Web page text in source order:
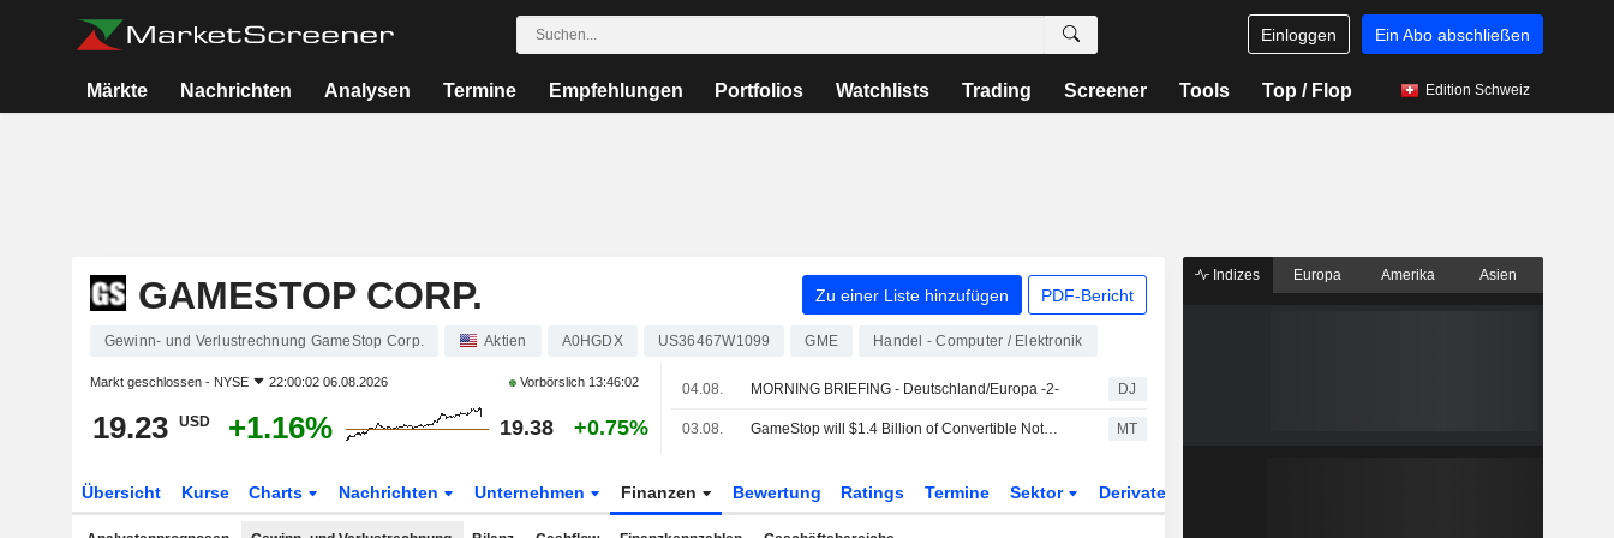
Einloggen Ein Abo abschließen
Märkte Nachrichten Analysen Termine Empfehlungen Portfolios Watchlists Trading Screener Tools Top / Flop Edition Schweiz
GAMESTOP CORP. Zu einer Liste hinzufügen PDF-Bericht
Gewinn- und Verlustrechnung GameStop Corp. Aktien A0HGDX US36467W1099 GME Handel - Computer / Elektronik
Markt geschlossen - NYSE 22:00:02 06.08.2026 Vorbörslich 13:46:02
19.23 USD +1.16% 19.38 +0.75%
04.08. MORNING BRIEFING - Deutschland/Europa -2- DJ
03.08. GameStop will $1.4 Billion of Convertible Notes gegen Class-A-Aktien tauschen; Kurs fällt MT
Übersicht Kurse Charts Nachrichten Unternehmen Finanzen Bewertung Ratings Termine Sektor Derivate
Indizes Europa Amerika Asien